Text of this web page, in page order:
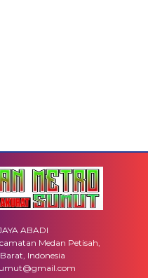
ABADI
Medan Petisah,
Indonesia